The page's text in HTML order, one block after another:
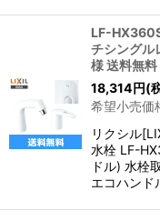
LF-
チシングル
様 送料無料
18,314円(
希望小売価
リクシル
水栓 LF-
ドル) 水栓
エコハン